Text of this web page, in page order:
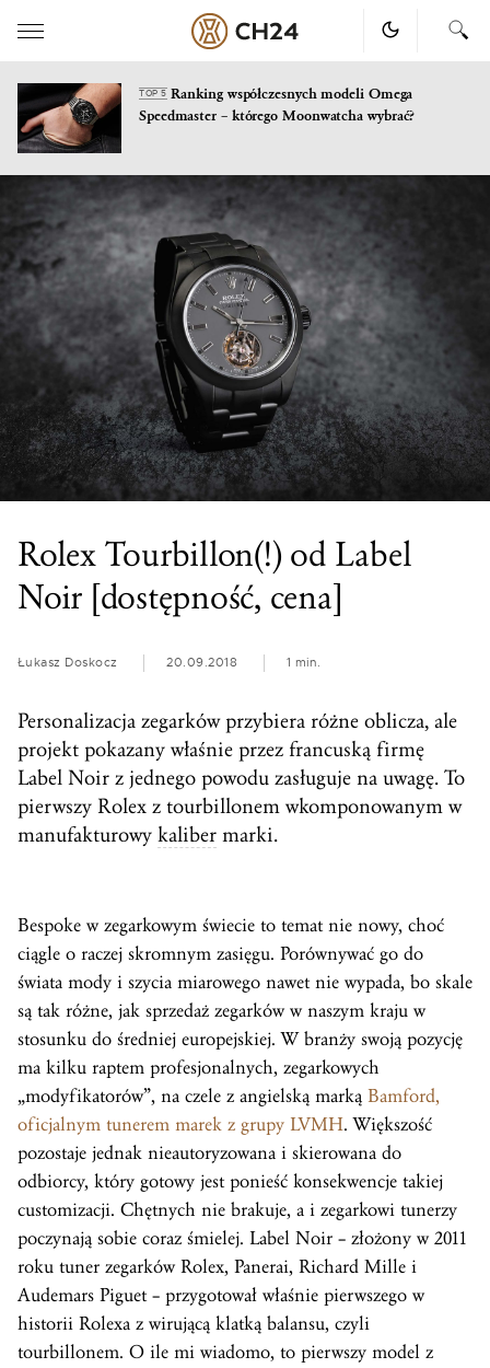
content
TOP 5Ranking współczesnych modeli Omega
Speedmaster – którego Moonwatcha wybrać?
Rolex Tourbillon(!) od Label
Noir [dostępność, cena]
Łukasz Doskocz 20.09.2018 1 min.
Personalizacja zegarków przybiera różne oblicza, ale
projekt pokazany właśnie przez francuską firmę
Label Noir z jednego powodu zasługuje na uwagę. To
pierwszy Rolex z tourbillonem wkomponowanym w
manufakturowy kaliber marki.
Bespoke w zegarkowym świecie to temat nie nowy, choć
ciągle o raczej skromnym zasięgu. Porównywać go do
świata mody i szycia miarowego nawet nie wypada, bo skale
są tak różne, jak sprzedaż zegarków w naszym kraju w
stosunku do średniej europejskiej. W branży swoją pozycję
ma kilku raptem profesjonalnych, zegarkowych
„modyfikatorów”, na czele z angielską marką Bamford,
oficjalnym tunerem marek z grupy LVMH. Większość
pozostaje jednak nieautoryzowana i skierowana do
odbiorcy, który gotowy jest ponieść konsekwencje takiej
customizacji. Chętnych nie brakuje, a i zegarkowi tunerzy
poczynają sobie coraz śmielej. Label Noir – złożony w 2011
roku tuner zegarków Rolex, Panerai, Richard Mille i
Audemars Piguet – przygotował właśnie pierwszego w
historii Rolexa z wirującą klatką balansu, czyli
tourbillonem. O ile mi wiadomo, to pierwszy model z